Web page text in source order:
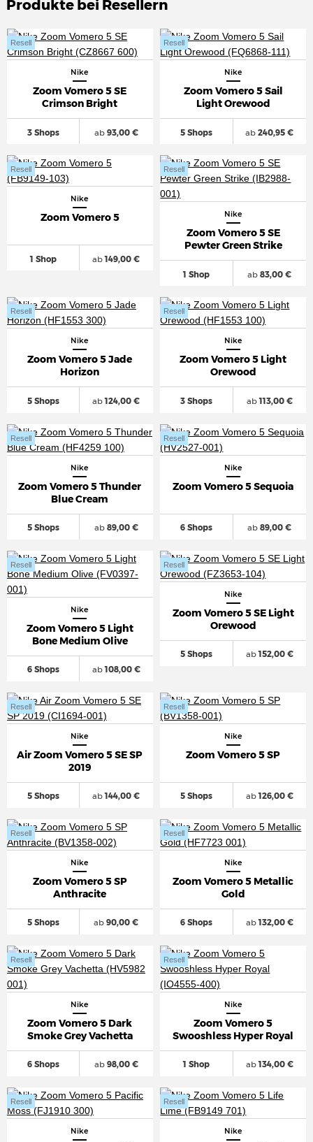
Produkte bei Resellern
Nike
Zoom Vomero 5 SE
Crimson Bright
3 Shops
Resell
ab93,00 €
Nike
Zoom Vomero 5 Sail
Light Orewood
5 Shops
Resell
ab 240,95 €
Nike
Zoom Vomero 5
1 Shop
Resell
ab149,00 €
Nike
Zoom Vomero 5 SE
Pewter Green Strike
1 Shop
Resell
ab 83,00 €
Nike
Zoom Vomero 5 Jade
Horizon
5 Shops
Resell
ab124,00 €
Nike
Zoom Vomero 5 Light
Orewood
3 Shops
Resell
ab113,00 €
Nike
Zoom Vomero 5 Thunder
Blue Cream
5 Shops
Resell
ab89,00 €
Nike
Zoom Vomero 5 Sequoia
6 Shops
Resell
ab 89,00 €
Nike
Zoom Vomero 5 Light
Bone Medium Olive
6 Shops
Resell
ab108,00 €
Nike
Zoom Vomero 5 SE Light
Orewood
5 Shops
Resell
ab152,00 €
Nike
Air Zoom Vomero 5 SE SP
2019
5 Shops
Resell
ab144,00 €
Nike
Zoom Vomero 5 SP
5 Shops
Resell
ab126,00 €
Nike
Zoom Vomero 5 SP
Anthracite
5 Shops
Resell
ab 90,00 €
Nike
Zoom Vomero 5 Metallic
Gold
6 Shops
Resell
ab132,00 €
Nike
Zoom Vomero 5 Dark
Smoke Grey Vachetta
6 Shops
Resell
ab98,00 €
Nike
Zoom Vomero 5
Swooshless Hyper Royal
1 Shop
Resell
ab134,00 €
Nike
Resell
Nike
Resell